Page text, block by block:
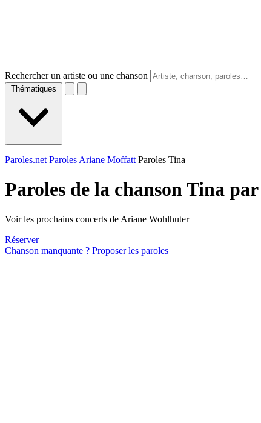
Rechercher un artiste ou une chanson
Thématiques
Paroles.net Paroles Ariane Moffatt Paroles Tina
Paroles de la chanson Tina par
Voir les prochains concerts de Ariane Wohlhuter
Réserver
Chanson manquante ? Proposer les paroles